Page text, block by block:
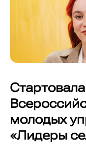
молодых
«Лидеры